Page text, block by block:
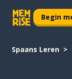
Begin
Spaans Leren